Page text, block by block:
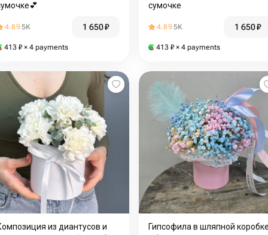
4.895K 1 650₽
413 ₽ × 4 payments
сумочке️️
4.895K 1 650₽
413 ₽ × 4 payments
из диантусов и
Гипсофила в шляпной